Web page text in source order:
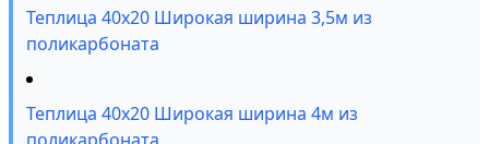
Теплица 40х20 Широкая ширина 3,5м из
поликарбоната
Теплица 40х20 Широкая ширина 4м из